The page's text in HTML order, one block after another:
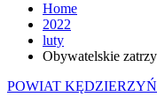
Home
2022
luty
Obywatelskie
POWIAT